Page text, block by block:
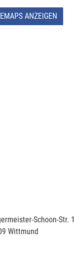
ANZEIGEN
Schoon-Str. 1
Wittmund